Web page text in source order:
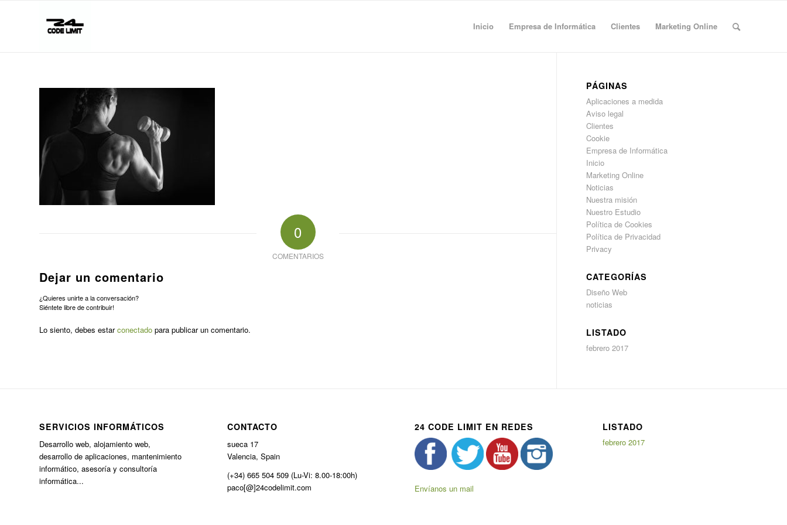
Inicio Empresa de Informática Clientes Marketing Online
0
COMENTARIOS
Dejar un comentario
¿Quieres unirte a la conversación?
Siéntete libre de contribuir!
Lo siento, debes estarconectado para publicar un comentario.
PÁGINAS
Aplicaciones a medida
Aviso legal
Clientes
Cookie
Empresa de Informática
Inicio
Marketing Online
Noticias
Nuestra misión
Nuestro Estudio
Política de Cookies
Política de Privacidad
Privacy
CATEGORÍAS
Diseño Web
noticias
LISTADO
febrero 2017
SERVICIOS INFORMÁTICOS
Desarrollo web, alojamiento web,
desarrollo de aplicaciones, mantenimiento
informático, asesoría y consultoría
informática...
CONTACTO
sueca 17
Valencia, Spain
(+34) 665 504 509 (Lu-Vi: 8.00-18:00h)
paco[@]24codelimit.com
24 CODE LIMIT EN REDES
Envíanos un mail
LISTADO
febrero 2017